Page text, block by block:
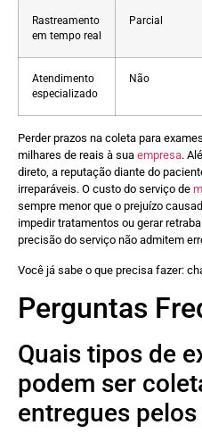
Rastreamento
em tempo real
Parcial
Atendimento
especializado
Não
Perder prazos na coleta para
milhares de reais à sua empresa.
direto, a reputação diante do
irreparáveis. O custo do serviço de
sempre menor que o prejuízo
impedir tratamentos ou gerar
precisão do serviço não admitem
Você já sabe o que precisa fazer:
Perguntas
Quais tipos de
podem ser
entregues